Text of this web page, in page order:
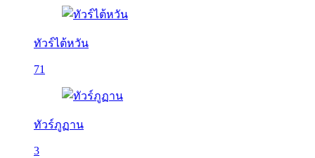
ทัวร์ไต้หวัน
71
ทัวร์ภูฏาน
3